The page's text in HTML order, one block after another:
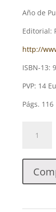
Año de
Editorial:
http://
ISBN-13:
PVP: 14
Págs. 116
BAUTISTA
GARIJO
MOTA